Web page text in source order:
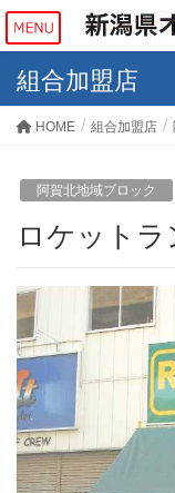
組合加盟店
HOME 組合加盟店
阿賀北地域ブロック
ロケット